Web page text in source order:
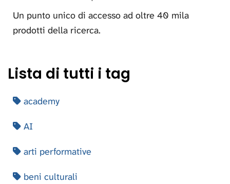
Un punto unico di accesso ad oltre 40 mila
prodotti della ricerca.
Lista di tutti i tag
academy
AI
arti performative
beni culturali